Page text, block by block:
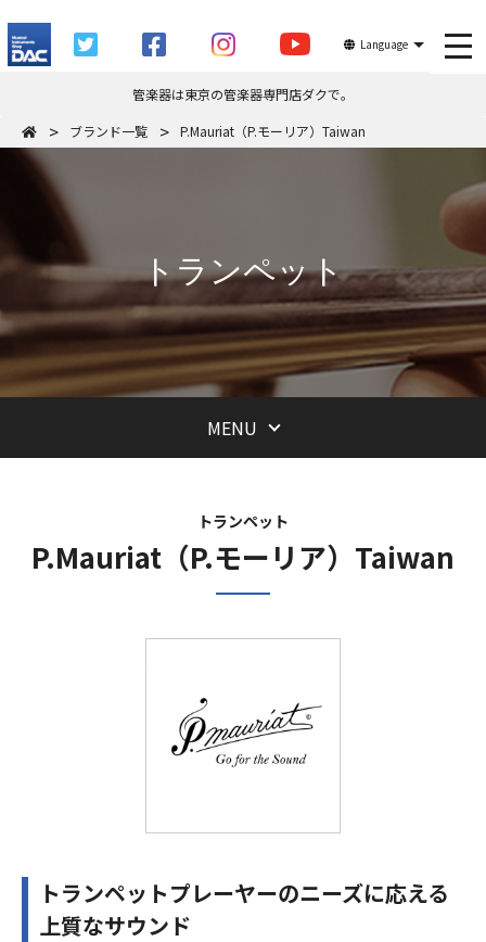
Language
管楽器は東京の管楽器専門店ダクで。
ブランド一覧
P.Mauriat（P.モーリア）Taiwan
トランペット
MENU
トランペット
P.Mauriat（P.モーリア）Taiwan
トランペットプレーヤーのニーズに応える
上質なサウンド